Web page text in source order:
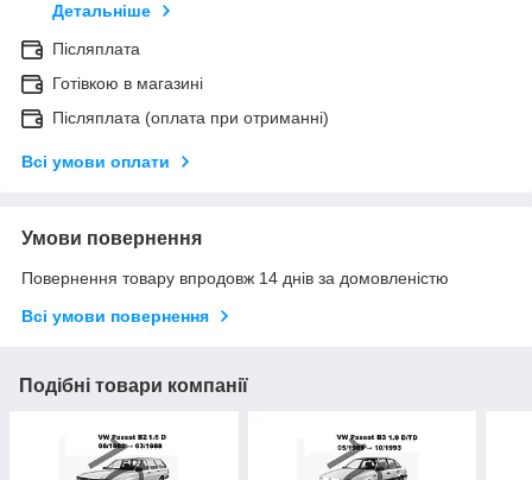
Детальніше
Післяплата
Готівкою в магазині
Післяплата (оплата при отриманні)
Всі умови оплати
Умови повернення
Повернення товару впродовж 14 днів за домовленістю
Всі умови повернення
Подібні товари компанії